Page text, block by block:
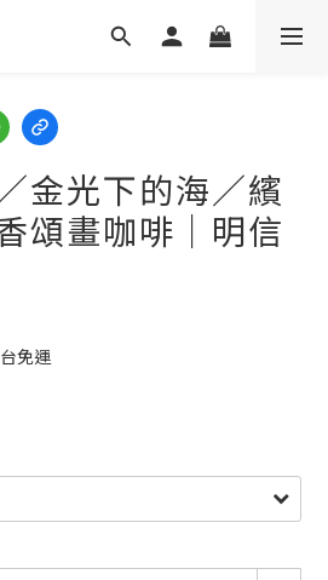
金光下的海／繽
頌畫咖啡｜明信
免運